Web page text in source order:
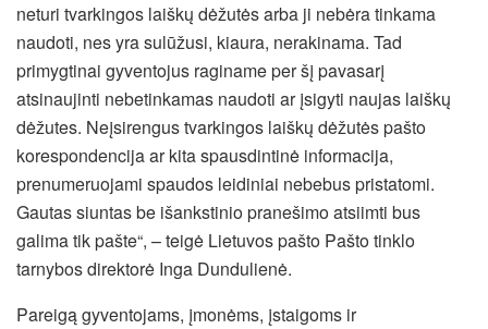
neturi tvarkingos laiškų dėžutės arba ji nebėra tinkama
naudoti, nes yra sulūžusi, kiaura, nerakinama. Tad
primygtinai gyventojus raginame per šį pavasarį
atsinaujinti nebetinkamas naudoti ar įsigyti naujas laiškų
dėžutes. Neįsirengus tvarkingos laiškų dėžutės pašto
korespondencija ar kita spausdintinė informacija,
prenumeruojami spaudos leidiniai nebebus pristatomi.
Gautas siuntas be išankstinio pranešimo atsiimti bus
galima tik pašte“, – teigė Lietuvos pašto Pašto tinklo
tarnybos direktorė Inga Dundulienė.
Pareigą gyventojams, įmonėms, įstaigoms ir